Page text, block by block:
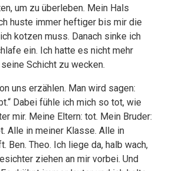
um zu überleben. Mein Hals
huste immer heftiger bis mir die
kotzen muss. Danach sinke ich
ein. Ich hatte es nicht mehr
Schicht zu wecken.
uns erzählen. Man wird sagen:
Dabei fühle ich mich so tot, wie
mir. Meine Eltern: tot. Mein Bruder:
Alle in meiner Klasse. Alle in
Ben. Theo. Ich liege da, halb wach,
ziehen an mir vorbei. Und